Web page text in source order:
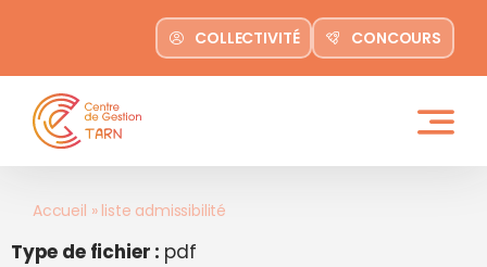
contenu
COLLECTIVITÉ CONCOURS
Accueil » liste admissibilité
Type de fichier : pdf